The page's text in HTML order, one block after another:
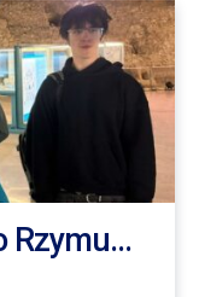
Rzymu…